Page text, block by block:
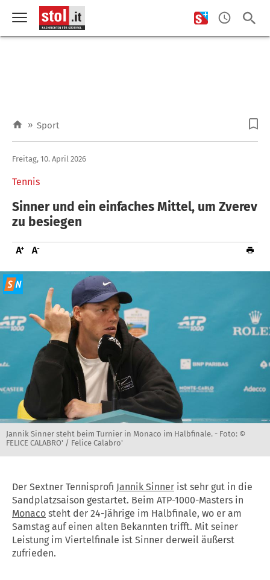
» Sport
Tennis
Freitag, 10. April 2026
Sinner und ein einfaches Mittel, um Zverev
zu besiegen
Jannik Sinner steht beim Turnier in Monaco im Halbfinale. - Foto: ©
FELICE CALABRO' / Felice Calabro'
Der Sextner Tennisprofi Jannik Sinner ist sehr gut in die
Sandplatzsaison gestartet. Beim ATP-1000-Masters in
Monaco steht der 24-Jährige im Halbfinale, wo er am
Samstag auf einen alten Bekannten trifft. Mit seiner
Leistung im Viertelfinale ist Sinner derweil äußerst
zufrieden.